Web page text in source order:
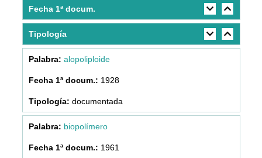
Fecha 1ª docum.
Tipología
alopoliploide
1928
documentada
biopolímero
1961